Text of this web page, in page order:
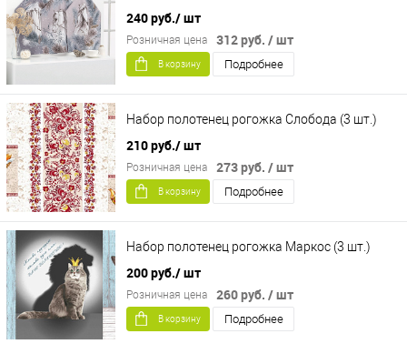
240 руб./ шт
312 руб. / шт
Розничная цена
В корзину Подробнее
Набор полотенец рогожка Слобода (3 шт.)
210 руб./ шт
273 руб. / шт
Розничная цена
В корзину Подробнее
Набор полотенец рогожка Маркос (3 шт.)
200 руб./ шт
260 руб. / шт
Розничная цена
В корзину Подробнее